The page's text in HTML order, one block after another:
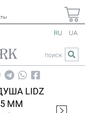
RU UA
ПОИСК
LIDZ
ММ